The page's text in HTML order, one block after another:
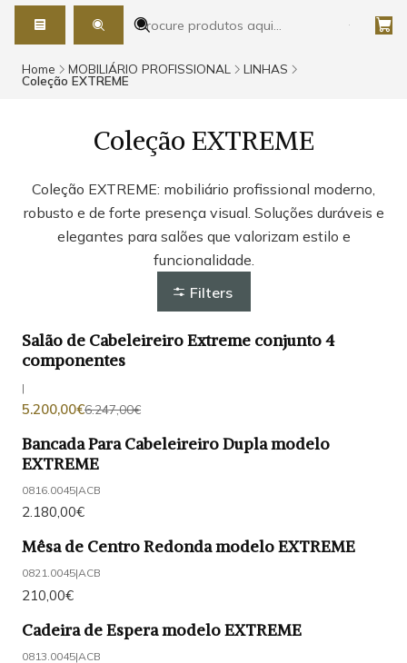
Home MOBILIÁRIO PROFISSIONAL LINHAS
Coleção EXTREME
Coleção EXTREME
Coleção EXTREME: mobiliário profissional moderno,
robusto e de forte presença visual. Soluções duráveis e
elegantes para salões que valorizam estilo e
funcionalidade.
Filters
-17%DESCONTO
Salão de Cabeleireiro Extreme conjunto 4
componentes
|
5.200,00€6.247,00€
Bancada Para Cabeleireiro Dupla modelo
EXTREME
0816.0045|ACB
2.180,00€
Mêsa de Centro Redonda modelo EXTREME
0821.0045|ACB
210,00€
Cadeira de Espera modelo EXTREME
0813.0045|ACB